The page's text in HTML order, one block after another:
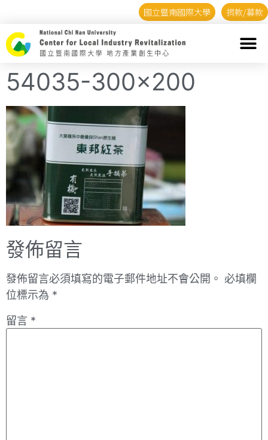
國立暨南國際大學 捐款/募款
54035-300×200
發佈留言
發佈留言必須填寫的電子郵件地址不會公開。 必填欄
位標示為 *
留言 *